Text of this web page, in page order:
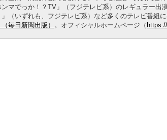
ンマでっか！？TV」（フジテレビ系）のレギュラー
」（いずれも、フジテレビ系）など多くのテレビ番組
（毎日新聞出版） 。オフィシャルホームページ（